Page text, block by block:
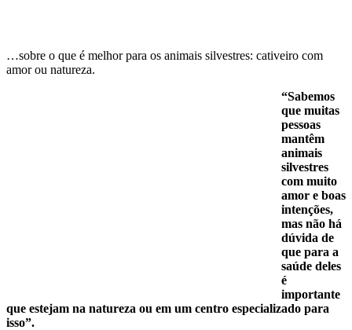
…sobre o que é melhor para os animais silvestres: cativeiro com
amor ou natureza.
“Sabemos
que muitas
pessoas
mantêm
animais
silvestres
com muito
amor e boas
intenções,
mas não há
dúvida de
que para a
saúde deles
é
importante
que estejam na natureza ou em um centro especializado para
isso”.